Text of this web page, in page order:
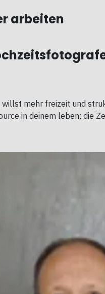
arbeiten
mehr freizeit und
in deinem leben: die